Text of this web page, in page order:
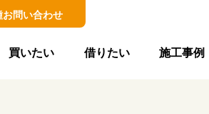
お問い合わせ
買いたい 借りたい 施工事例